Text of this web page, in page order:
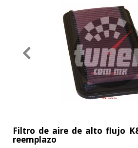
Productos Filtros
Filtro de aire de alto flujo
reemplazo